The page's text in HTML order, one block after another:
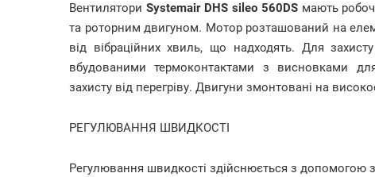
Вентилятори Systemair DHS sileo 560DSмають
та роторним двигуном. Мотор розташований на
від вібраційних хвиль, що надходять. Для
вбудованими термоконтактами з висновками
захисту від перегріву. Двигуни змонтовані на
РЕГУЛЮВАННЯ ШВИДКОСТІ
Регулювання швидкості здійснюється з допомогою